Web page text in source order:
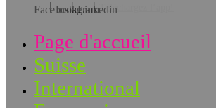
Téléchargez l’app!
Page d'accueil
Suisse
International